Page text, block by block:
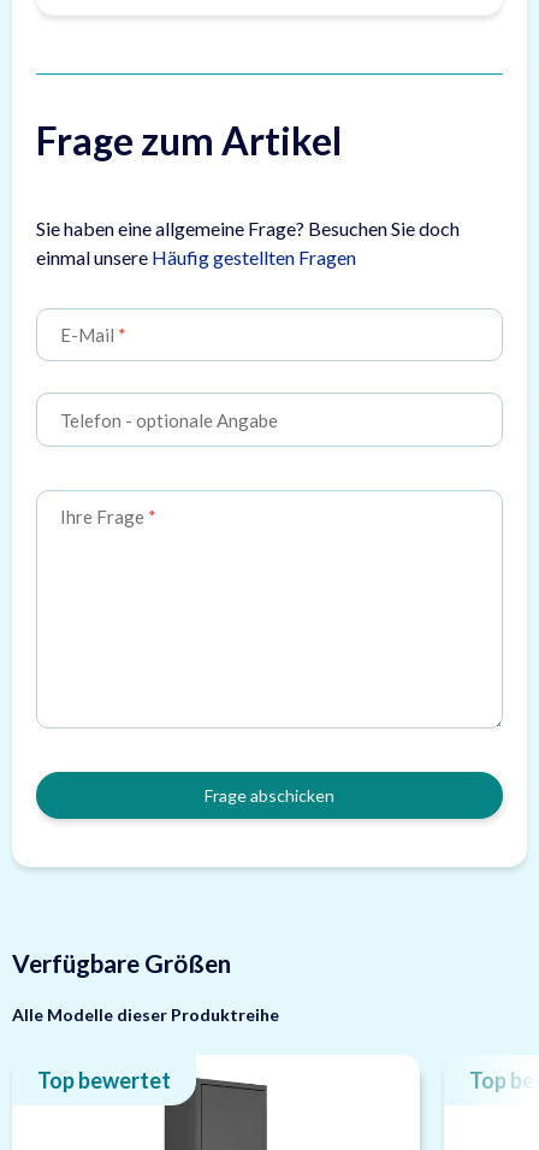
Frage zum Artikel
Sie haben eine allgemeine Frage? Besuchen Sie doch
einmal unsere Häufig gestellten Fragen
E-Mail
Telefon - optionale Angabe
Ihre Frage
Frage abschicken
Verfügbare Größen
Alle Modelle dieser Produktreihe
Top bewertet Top